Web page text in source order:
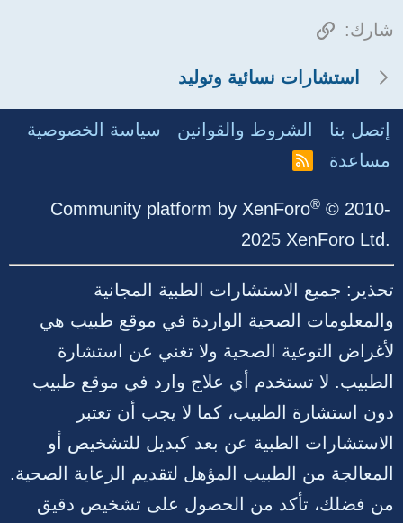
شارك: الرابط
استشارات نسائية وتوليد
إتصل بنا الشروط والقوانين
سياسة الخصوصية
مساعدة
R
Community platform by XenForo® © 2010-
2025 XenForo Ltd.
تحذير: جميع الاستشارات الطبية المجانية
والمعلومات الصحية الواردة في موقع طبيب هي
لأغراض التوعية الصحية ولا تغني عن استشارة
الطبيب. لا تستخدم أي علاج وارد في موقع طبيب
دون استشارة الطبيب، كما لا يجب أن تعتبر
الاستشارات الطبية عن بعد كبديل للتشخيص أو
المعالجة من الطبيب المؤهل لتقديم الرعاية الصحية.
من فضلك، تأكد من الحصول على تشخيص دقيق